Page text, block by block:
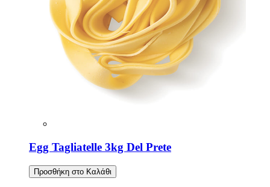
Egg Tagliatelle 3kg Del Prete
Προσθήκη στο Καλάθι